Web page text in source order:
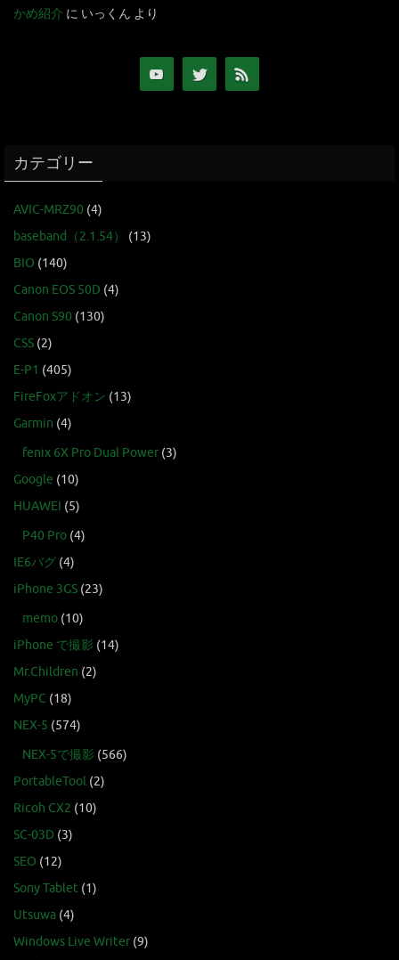
かめ紹介 に いっくん より
カテゴリー
AVIC-MRZ90 (4)
baseband（2.1.54）
(13)
BIO (140)
Canon EOS 50D (4)
Canon S90 (130)
CSS (2)
E-P1 (405)
FireFoxアドオン (13)
Garmin (4)
fenix 6X Pro Dual Power (3)
Google (10)
HUAWEI (5)
P40 Pro (4)
IE6バグ (4)
iPhone 3GS (23)
memo (10)
iPhone で撮影 (14)
Mr.Children (2)
MyPC (18)
NEX-5 (574)
NEX-5で撮影 (566)
PortableTool (2)
Ricoh CX2 (10)
SC-03D (3)
SEO (12)
Sony Tablet (1)
Utsuwa (4)
Windows Live Writer (9)